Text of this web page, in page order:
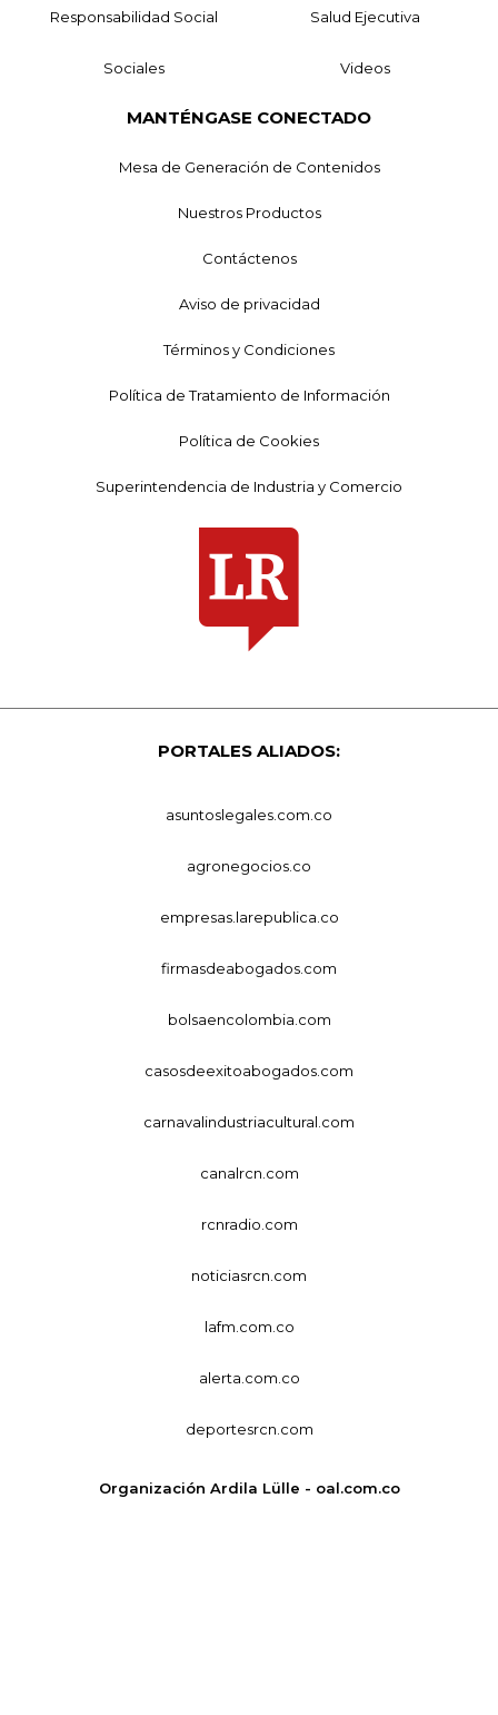
Responsabilidad Social Salud Ejecutiva
Sociales Videos
MANTÉNGASE CONECTADO
Mesa de Generación de Contenidos
Nuestros Productos
Contáctenos
Aviso de privacidad
Términos y Condiciones
Política de Tratamiento de Información
Política de Cookies
Superintendencia de Industria y Comercio
PORTALES ALIADOS:
asuntoslegales.com.co
agronegocios.co
empresas.larepublica.co
firmasdeabogados.com
bolsaencolombia.com
casosdeexitoabogados.com
carnavalindustriacultural.com
canalrcn.com
rcnradio.com
noticiasrcn.com
lafm.com.co
alerta.com.co
deportesrcn.com
Organización Ardila Lülle - oal.com.co